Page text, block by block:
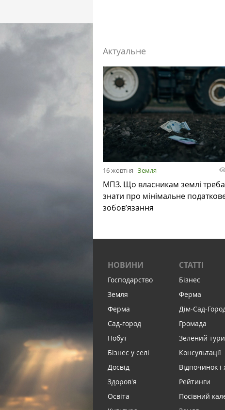
Актуальне
16 жовтня Земля
МПЗ. Що власникам землі треба
знати про мінімальне
зобов’язання
НОВИНИ
Господарство
Земля
Ферма
Сад-город
Побут
Бізнес у селі
Досвід
Здоров'я
Освіта
СТАТТІ
Бізнес
Ферма
Дім-Сад-
Громада
Зелений
Консультації
Відпочинок і
Рейтинги
Посівний